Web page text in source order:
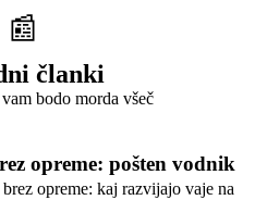
📰
članki
bodo morda všeč
opreme: pošten vodnik
opreme: kaj razvijajo vaje na